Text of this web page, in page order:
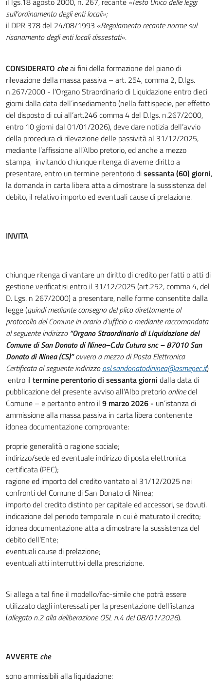
sull’ordinamento degli enti locali»;
il DPR 378 del 24/08/1993 «Regolamento recante norme sul
risanamento degli enti locali dissestati».
CONSIDERATO cheai fini della formazione del piano di
rilevazione della massa passiva – art. 254, comma 2, D.lgs.
n.267/2000 - l’Organo Straordinario di Liquidazione entro dieci
giorni dalla data dell’insediamento (nella fattispecie, per effetto
del disposto di cui all’art.246 comma 4 del D.lgs. n.267/2000,
entro 10 giorni dal 01/01/2026), deve dare notizia dell’avvio
della procedura di rilevazione delle passività al 31/12/2025,
mediante l’affissione all’Albo pretorio, ed anche a mezzo
stampa, invitando chiunque ritenga di averne diritto a
presentare, entro un termine perentorio disessanta (60) giorni,
la domanda in carta libera atta a dimostrare la sussistenza del
debito, il relativo importo ed eventuali cause di prelazione.
INVITA
chiunque ritenga di vantare un diritto di credito per fatti o atti di
gestioneverificatisi entro il 31/12/2025 (art.252, comma 4, del
D. Lgs. n 267/2000) a presentare, nelle forme consentite dalla
legge (quindi mediante consegna del plico direttamente al
protocollo del Comune in orario d’ufficio o mediante raccomandata
al seguente indirizzo “Organo Straordinario di Liquidazione del
Comune di San Donato di Ninea–C.da Cutura snc – 87010 San
Donato di Ninea (CS)”ovvero a mezzo di Posta Elettronica
Certificata al seguente indirizzoosl.sandonatodininea@asmepec.it)
entro il termine perentorio di sessanta giorni dalla data di
pubblicazione del presente avviso all’Albo pretorio onlinedel
Comune – e pertanto entro il 9 marzo 2026 - un’istanza di
ammissione alla massa passiva in carta libera contenente
idonea documentazione comprovante:
proprie generalità o ragione sociale;
indirizzo/sede ed eventuale indirizzo di posta elettronica
certificata (PEC);
ragione ed importo del credito vantato al 31/12/2025 nei
confronti del Comune di San Donato di Ninea;
importo del credito distinto per capitale ed accessori, se dovuti.
indicazione del periodo temporale in cui è maturato il credito;
idonea documentazione atta a dimostrare la sussistenza del
debito dell’Ente;
eventuali cause di prelazione;
eventuali atti interruttivi della prescrizione.
Si allega a tal fine il modello/fac-simile che potrà essere
utilizzato dagli interessati per la presentazione dell’istanza
(allegato n.2 alla deliberazione OSL n.4 del 08/01/2026).
AVVERTE che
sono ammissibili alla liquidazione: